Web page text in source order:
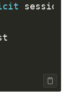
session